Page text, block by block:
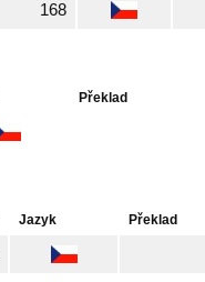
168
Překlad
Jazyk Překlad